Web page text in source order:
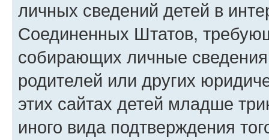
личных сведений детей в
Соединенных Штатов,
собирающих личные
родителей или других
этих сайтах детей младше
иного вида подтверждения